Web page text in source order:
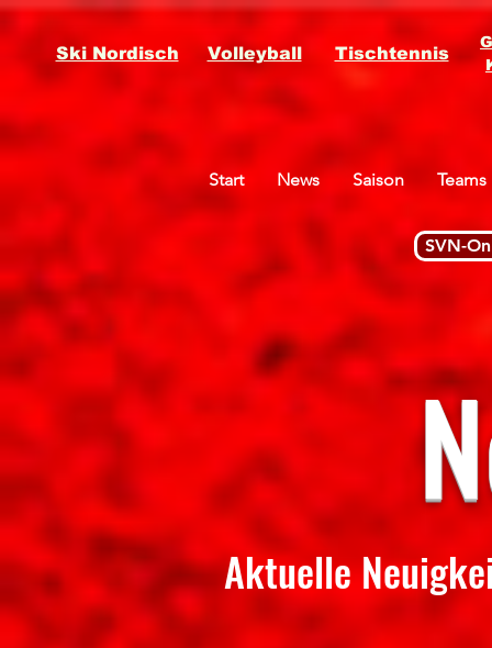
Ski Nordisch Volleyball Tischtennis
Start News Saison Teams
SVN-
Aktuelle